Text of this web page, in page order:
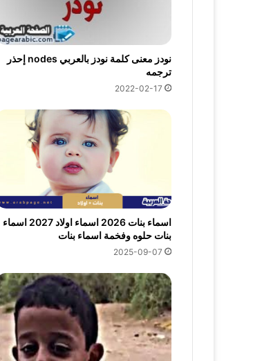
نودز معنى كلمة نودز بالعربي nodes إحذر
ترجمه
2022-02-17
اسماء بنات 2026 اسماء اولاد 2027 اسماء
بنات حلوه وفخمة اسماء بنات
2025-09-07